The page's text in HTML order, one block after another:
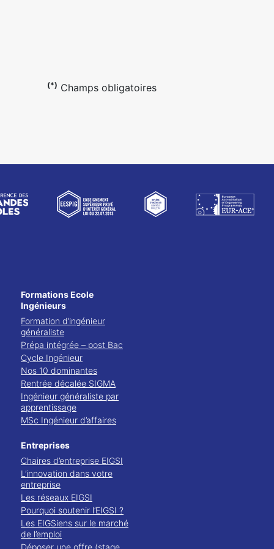
(*) Champs obligatoires
Formations Ecole
Ingénieurs
Formation d’ingénieur
généraliste
Prépa intégrée – post Bac
Cycle Ingénieur
Nos 10 dominantes
Rentrée décalée SIGMA
Ingénieur généraliste par
apprentissage
MSc Ingénieur d’affaires
Entreprises
Chaires d’entreprise EIGSI
L’innovation dans votre
entreprise
Les réseaux EIGSI
Pourquoi soutenir l’EIGSI ?
Les EIGSiens sur le marché
de l’emploi
Déposer une offre (stage,